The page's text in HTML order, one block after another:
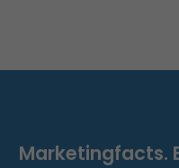
Marketingfacts.